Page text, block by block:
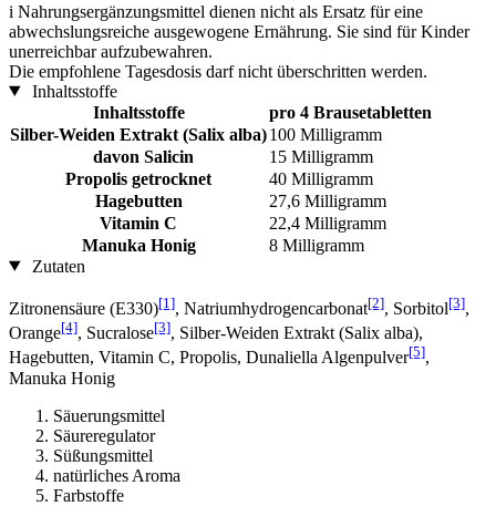
i Nahrungsergänzungsmittel dienen nicht als Ersatz für eine
abwechslungsreiche ausgewogene Ernährung. Sie sind für Kinder
unerreichbar aufzubewahren.
Die empfohlene Tagesdosis darf nicht überschritten werden.
Inhaltsstoffe
Inhaltsstoffe
pro 4 Brausetabletten
Silber-Weiden Extrakt (Salix alba)100 Milligramm
davon Salicin
15 Milligramm
Propolis getrocknet
40 Milligramm
Hagebutten
27,6 Milligramm
Vitamin C
22,4 Milligramm
Manuka Honig
8 Milligramm
Zutaten
Zitronensäure (E330)[1], Natriumhydrogencarbonat[2], Sorbitol[3],
Orange[4], Sucralose[3], Silber-Weiden Extrakt (Salix alba),
Hagebutten, Vitamin C, Propolis, Dunaliella Algenpulver[5],
Manuka Honig
Säuerungsmittel
Säureregulator
Süßungsmittel
natürliches Aroma
Farbstoffe